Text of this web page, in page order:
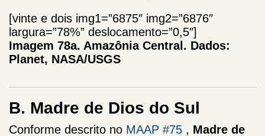
[vinte e dois img1=”6875″ img2=”6876″
largura=”78%” deslocamento=”0,5″]
Imagem 78a. Amazônia Central. Dados:
Planet, NASA/USGS
B. Madre de Dios do Sul
Conforme descrito no MAAP #75 , Madre de